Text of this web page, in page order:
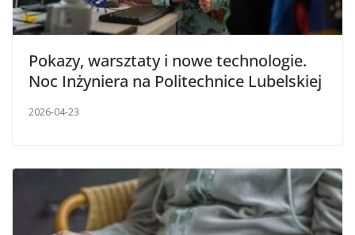
Pokazy, warsztaty i nowe technologie.
Noc Inżyniera na Politechnice Lubelskiej
2026-04-23